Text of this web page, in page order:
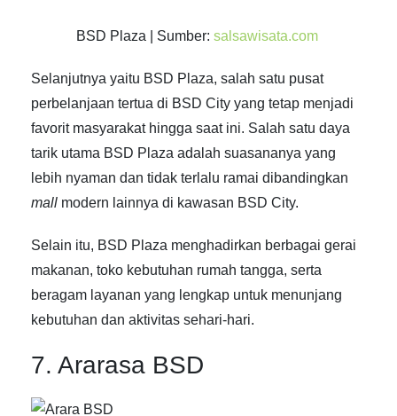
BSD Plaza | Sumber: salsawisata.com
Selanjutnya yaitu BSD Plaza, salah satu pusat
perbelanjaan tertua di BSD City yang tetap menjadi
favorit masyarakat hingga saat ini. Salah satu daya
tarik utama BSD Plaza adalah suasananya yang
lebih nyaman dan tidak terlalu ramai dibandingkan
mall modern lainnya di kawasan BSD City.
Selain itu, BSD Plaza menghadirkan berbagai gerai
makanan, toko kebutuhan rumah tangga, serta
beragam layanan yang lengkap untuk menunjang
kebutuhan dan aktivitas sehari-hari.
7. Ararasa BSD